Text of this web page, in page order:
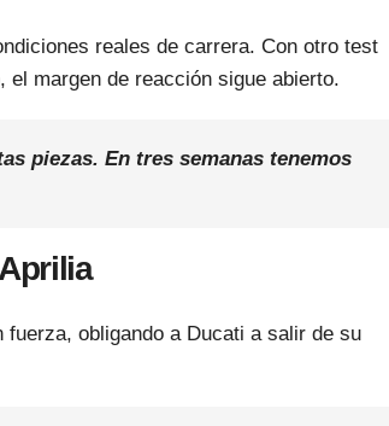
reales de carrera. Con otro test
margen de reacción sigue abierto.
piezas. En tres semanas tenemos
fuerza, obligando a Ducati a salir de su